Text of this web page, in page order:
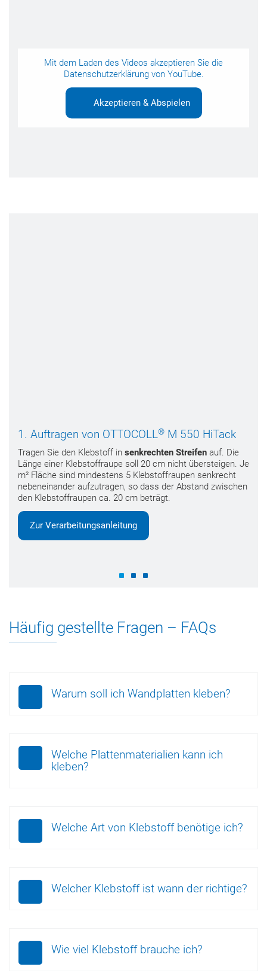
Mit dem Laden des Videos akzeptieren Sie die
Datenschutzerklärungvon YouTube.
Akzeptieren & Abspielen
1. Auftragen von OTTOCOLL® M 550 HiTack
Tragen Sie den Klebstoff in senkrechten Streifen auf. Die
Länge einer Klebstoffraupe soll 20 cm nicht übersteigen. Je
m² Fläche sind mindestens 5 Klebstoffraupen senkrecht
nebeneinander aufzutragen, so dass der Abstand zwischen
den Klebstoffraupen ca. 20 cm beträgt.
Zur Verarbeitungsanleitung
Häufig gestellte Fragen – FAQs
Warum soll ich Wandplatten kleben?
Welche Plattenmaterialien kann ich
kleben?
Welche Art von Klebstoff benötige ich?
Welcher Klebstoff ist wann der richtige?
Wie viel Klebstoff brauche ich?